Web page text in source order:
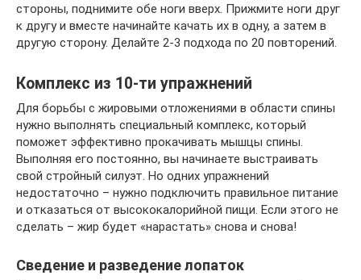
стороны, поднимите обе ноги вверх. Прижмите ноги друг
к другу и вместе начинайте качать их в одну, а затем в
другую сторону. Делайте 2-3 подхода по 20 повторений.
Комплекс из 10-ти упражнений
Для борьбы с жировыми отложениями в области спины
нужно выполнять специальный комплекс, который
поможет эффективно прокачивать мышцы спины.
Выполняя его постоянно, вы начинаете выстраивать
свой стройный силуэт. Но одних упражнений
недостаточно – нужно подключить правильное питание
и отказаться от высококалорийной пищи. Если этого не
сделать – жир будет «нарастать» снова и снова!
Сведение и разведение лопаток